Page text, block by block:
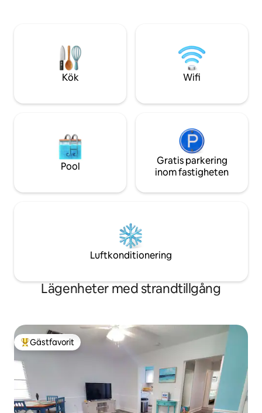
restauranger + kaffe ~3 minuter • John’s
Pass Village och strandpromenaden ~8
minuter • Downtown St. Pete ~25
poolen – vår
att din sinnesro
idag! ✨🐚
Kök Wifi
Pool
Gratis parkering
inom fastigheten
Luftkonditionering
Lägenheter med strandtillgång
Populär gästfavorit
Gästfavorit